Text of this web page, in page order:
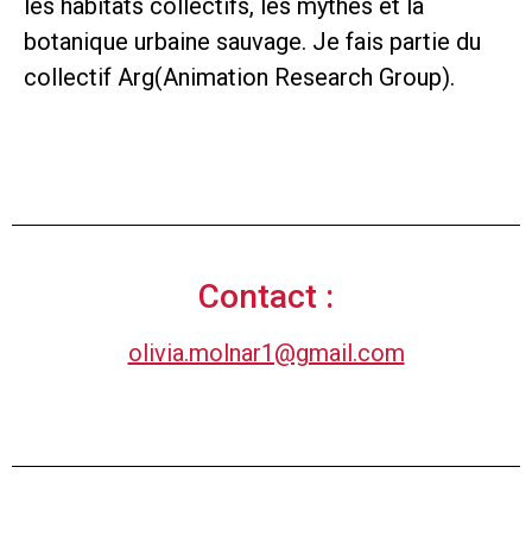
les habitats collectifs, les mythes et la
botanique urbaine sauvage. Je fais partie du
collectif Arg(Animation Research Group).
Contact :
olivia.molnar1@gmail.com